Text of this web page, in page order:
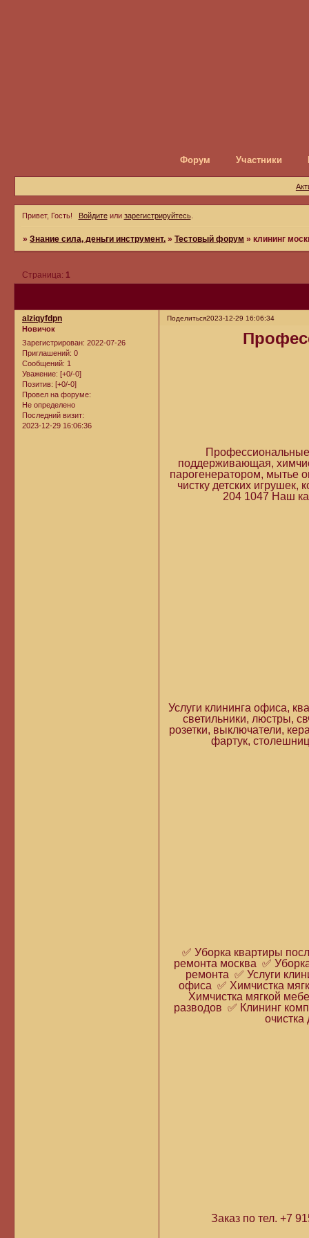
Форум Участники
Привет, Гость! Войдитеили зарегистрируйтесь.
»Знание сила, деньги инструмент. »Тестовый форум »клининг
Страница: 1
Поделиться2023-12-29 16:06:34
alziqyfdpn
Новичок
Зарегистрирован: 2022-07-26
Приглашений: 0
Сообщений: 1
Уважение: [+0/-0]
Позитив: [+0/-0]
Провел на форуме:
Не определено
Последний визит:
2023-12-29 16:06:36
Профессиональные
поддерживающая,
парогенератором, мытье
чистку детских игрушек,
204 1047 Наш
Услуги клининга офиса,
светильники, люстры,
розетки, выключатели,
фартук,
✅ Уборка квартиры
ремонта москва ✅
ремонта ✅ Услуги
офиса ✅ Химчистка
Химчистка мягкой
разводов ✅ Клининг
очистка
Заказ по тел. +7